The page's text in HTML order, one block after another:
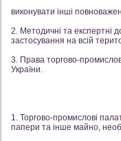
виконувати інші
2. Методичні та експертні
застосування на всій
3. Права торгово-
України.
1. Торгово-промислові
папери та інше майно,